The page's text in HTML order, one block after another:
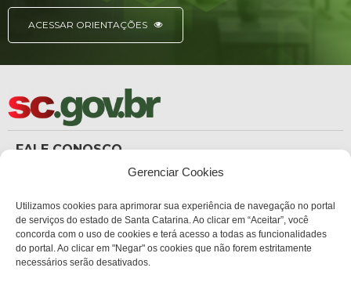
Gerenciar Cookies
Utilizamos cookies para aprimorar sua experiência de navegação no portal
de serviços do estado de Santa Catarina. Ao clicar em “Aceitar”, você
concorda com o uso de cookies e terá acesso a todas as funcionalidades
do portal. Ao clicar em "Negar" os cookies que não forem estritamente
necessários serão desativados.
ACESSAR ORIENTAÇÕES
FALE CONOSCO
Carteira de Identidade
Ouvidoria
ouvidoria.sc.gov.br
ENDEREÇO
Sede Administrativa Central